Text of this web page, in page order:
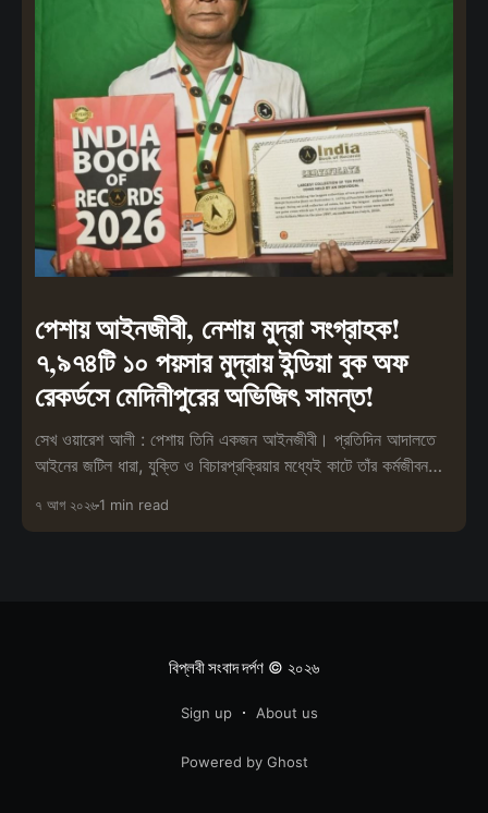
পেশায় আইনজীবী, নেশায় মুদ্রা সংগ্রাহক!
৭,৯৭৪টি ১০ পয়সার মুদ্রায় ইন্ডিয়া বুক অফ
রেকর্ডসে মেদিনীপুরের অভিজিৎ সামন্ত!
সেখ ওয়ারেশ আলী : পেশায় তিনি একজন আইনজীবী। প্রতিদিন আদালতে
আইনের জটিল ধারা, যুক্তি ও বিচারপ্রক্রিয়ার মধ্যেই কাটে তাঁর কর্মজীবন।
৭ আগ ২০২৬1 min read
বিপ্লবী সংবাদ দর্পণ© ২০২৬
Sign up About us
Powered by Ghost